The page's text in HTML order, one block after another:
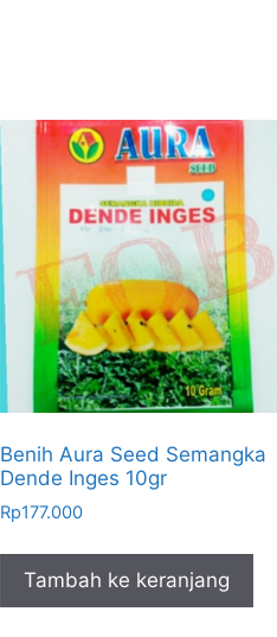
Benih Aura Seed Semangka
Dende Inges 10gr
Rp177.000
Tambah ke keranjang